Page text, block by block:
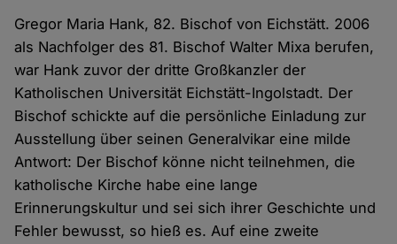
Gregor Maria Hank, 82. Bischof von Eichstätt. 2006
als Nachfolger des 81. Bischof Walter Mixa berufen,
war Hank zuvor der dritte Großkanzler der
Katholischen Universität Eichstätt-Ingolstadt. Der
Bischof schickte auf die persönliche Einladung zur
Ausstellung über seinen Generalvikar eine milde
Antwort: Der Bischof könne nicht teilnehmen, die
katholische Kirche habe eine lange
Erinnerungskultur und sei sich ihrer Geschichte und
Fehler bewusst, so hieß es. Auf eine zweite